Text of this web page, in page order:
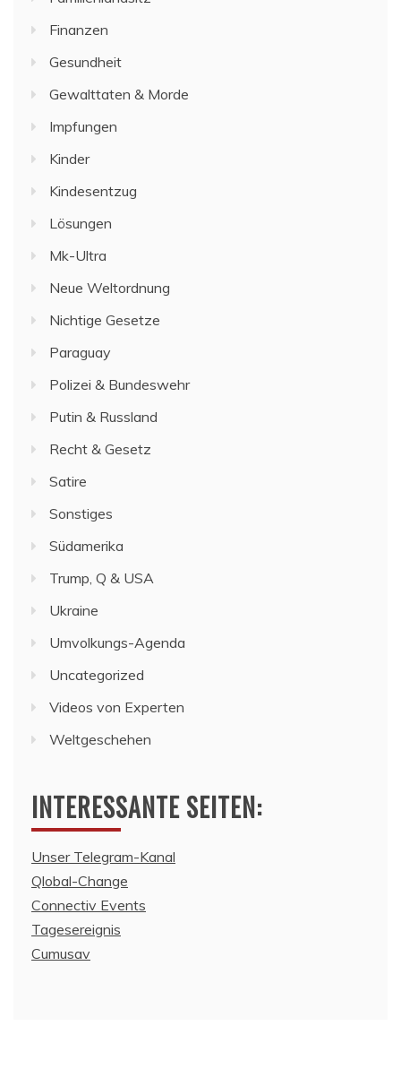
Finanzen
Gesundheit
Gewalttaten & Morde
Impfungen
Kinder
Kindesentzug
Lösungen
Mk-Ultra
Neue Weltordnung
Nichtige Gesetze
Paraguay
Polizei & Bundeswehr
Putin & Russland
Recht & Gesetz
Satire
Sonstiges
Südamerika
Trump, Q & USA
Ukraine
Umvolkungs-Agenda
Uncategorized
Videos von Experten
Weltgeschehen
INTERESSANTE SEITEN:
Unser Telegram-Kanal
Qlobal-Change
Connectiv Events
Tagesereignis
Cumusav